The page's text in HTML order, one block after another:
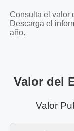
Consulta el valor
Descarga el
año.
Valor del
Valor